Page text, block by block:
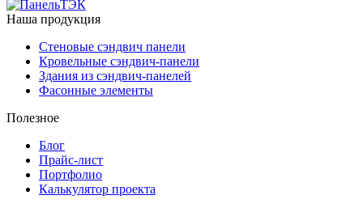
Наша продукция
Cтеновые сэндвич панели
Кровельные сэндвич-панели
Здания из сэндвич-панелей
Фасонные элементы
Полезное
Блог
Прайс-лист
Портфолио
Калькулятор проекта